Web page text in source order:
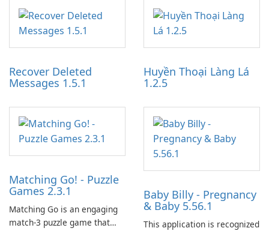
application designed to
optimize the gaming
experience for Grand Theft
Auto IV.
work through built-in brand
partnerships and integrated
tools for content distribution
and audience engagement.
Recover Deleted
Messages 1.5.1
Huyền Thoại Làng Lá
1.2.5
Matching Go! - Puzzle
Games 2.3.1
Matching Go is an engaging
match-3 puzzle game that
Baby Billy - Pregnancy
& Baby 5.56.1
This application is recognized